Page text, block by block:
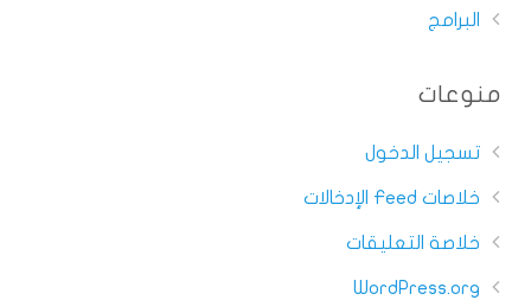
البرامج
منوعات
تسجيل الدخول
خلاصات Feed الإدخالات
خلاصة التعليقات
WordPress.org